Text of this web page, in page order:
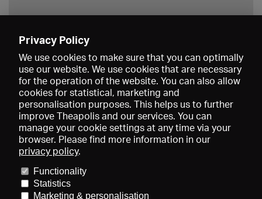
About us
Imprint
Privacy Policy
We use cookies to make sure that you can optimally
use our website. We use cookies that are necessary
for the operation of the website. You can also allow
cookies for statistical, marketing and
personalisation purposes. This helps us to further
improve Theapolis and our services. You can
manage your cookie settings at any time via your
browser. Please find more information in our
privacy policy.
Functionality
Statistics
Marketing & personalisation